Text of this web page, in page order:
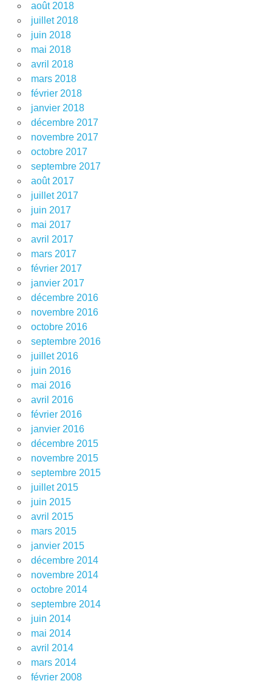
août 2018
juillet 2018
juin 2018
mai 2018
avril 2018
mars 2018
février 2018
janvier 2018
décembre 2017
novembre 2017
octobre 2017
septembre 2017
août 2017
juillet 2017
juin 2017
mai 2017
avril 2017
mars 2017
février 2017
janvier 2017
décembre 2016
novembre 2016
octobre 2016
septembre 2016
juillet 2016
juin 2016
mai 2016
avril 2016
février 2016
janvier 2016
décembre 2015
novembre 2015
septembre 2015
juillet 2015
juin 2015
avril 2015
mars 2015
janvier 2015
décembre 2014
novembre 2014
octobre 2014
septembre 2014
juin 2014
mai 2014
avril 2014
mars 2014
février 2008